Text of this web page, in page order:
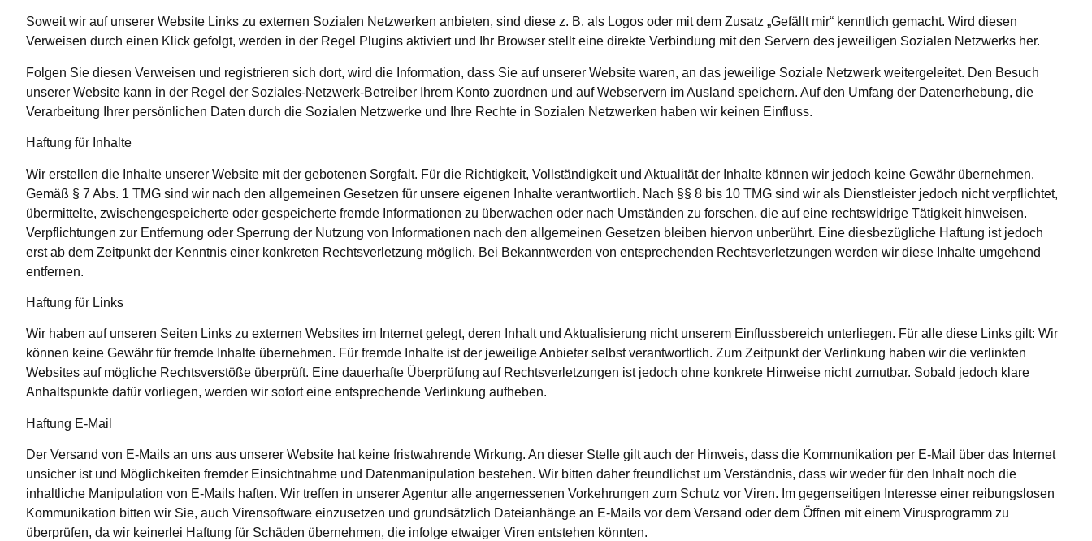
Soweit wir auf unserer Website Links zu externen Sozialen Netzwerken anbieten, sind diese z. B. als Logos oder mit dem Zusatz „Gefällt mir“ kenntlich gemacht. Wird diesen
Verweisen durch einen Klick gefolgt, werden in der Regel Plugins aktiviert und Ihr Browser stellt eine direkte Verbindung mit den Servern des jeweiligen Sozialen Netzwerks her.
Folgen Sie diesen Verweisen und registrieren sich dort, wird die Information, dass Sie auf unserer Website waren, an das jeweilige Soziale Netzwerk weitergeleitet. Den Besuch
unserer Website kann in der Regel der Soziales-Netzwerk-Betreiber Ihrem Konto zuordnen und auf Webservern im Ausland speichern. Auf den Umfang der Datenerhebung, die
Verarbeitung Ihrer persönlichen Daten durch die Sozialen Netzwerke und Ihre Rechte in Sozialen Netzwerken haben wir keinen Einfluss.
Haftung für Inhalte
Wir erstellen die Inhalte unserer Website mit der gebotenen Sorgfalt. Für die Richtigkeit, Vollständigkeit und Aktualität der Inhalte können wir jedoch keine Gewähr übernehmen.
Gemäß § 7 Abs. 1 TMG sind wir nach den allgemeinen Gesetzen für unsere eigenen Inhalte verantwortlich. Nach §§ 8 bis 10 TMG sind wir als Dienstleister jedoch nicht verpflichtet,
übermittelte, zwischengespeicherte oder gespeicherte fremde Informationen zu überwachen oder nach Umständen zu forschen, die auf eine rechtswidrige Tätigkeit hinweisen.
Verpflichtungen zur Entfernung oder Sperrung der Nutzung von Informationen nach den allgemeinen Gesetzen bleiben hiervon unberührt. Eine diesbezügliche Haftung ist jedoch
erst ab dem Zeitpunkt der Kenntnis einer konkreten Rechtsverletzung möglich. Bei Bekanntwerden von entsprechenden Rechtsverletzungen werden wir diese Inhalte umgehend
entfernen.
Haftung für Links
Wir haben auf unseren Seiten Links zu externen Websites im Internet gelegt, deren Inhalt und Aktualisierung nicht unserem Einflussbereich unterliegen. Für alle diese Links gilt: Wir
können keine Gewähr für fremde Inhalte übernehmen. Für fremde Inhalte ist der jeweilige Anbieter selbst verantwortlich. Zum Zeitpunkt der Verlinkung haben wir die verlinkten
Websites auf mögliche Rechtsverstöße überprüft. Eine dauerhafte Überprüfung auf Rechtsverletzungen ist jedoch ohne konkrete Hinweise nicht zumutbar. Sobald jedoch klare
Anhaltspunkte dafür vorliegen, werden wir sofort eine entsprechende Verlinkung aufheben.
Haftung E-Mail
Der Versand von E-Mails an uns aus unserer Website hat keine fristwahrende Wirkung. An dieser Stelle gilt auch der Hinweis, dass die Kommunikation per E-Mail über das Internet
unsicher ist und Möglichkeiten fremder Einsichtnahme und Datenmanipulation bestehen. Wir bitten daher freundlichst um Verständnis, dass wir weder für den Inhalt noch die
inhaltliche Manipulation von E-Mails haften. Wir treffen in unserer Agentur alle angemessenen Vorkehrungen zum Schutz vor Viren. Im gegenseitigen Interesse einer reibungslosen
Kommunikation bitten wir Sie, auch Virensoftware einzusetzen und grundsätzlich Dateianhänge an E-Mails vor dem Versand oder dem Öffnen mit einem Virusprogramm zu
überprüfen, da wir keinerlei Haftung für Schäden übernehmen, die infolge etwaiger Viren entstehen könnten.